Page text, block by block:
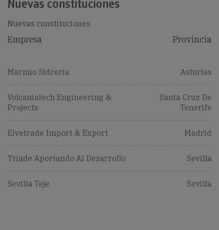
Nuevas constituciones
Nuevas constituciones
Empresa Provincia
Marmio Sidreria Asturias
Volcaniatech Engineering &
Projects
Santa Cruz De
Tenerife
Elvetrade Import & Export Madrid
Triade Aportando Al Desarrollo Sevilla
Sevilla Teje Sevilla